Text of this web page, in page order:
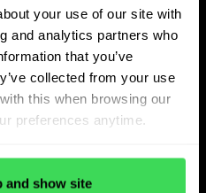
your use of our site with
and analytics partners who
that you’ve
collected from your use
this when browsing our
preferences anytime.
and show site
est la différence entre
stock et les voitures qui ont
compare les jours de
pour comprendre où
prix.